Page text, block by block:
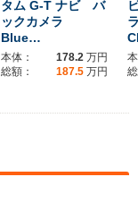
タム G-T ナビ バ
ックカメラ
Blue…
本体： 178.2 万円
総額：
187.5 万円